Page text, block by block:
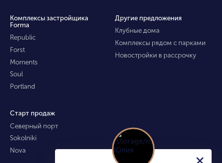
Комплексы застройщика
Forma
Republic
Forst
Moments
Soul
Portland
Другие предложения
Клубные дома
Комплексы рядом с парками
Новостройки в рассрочку
Старт продаж
Северный порт
Sokolniki
Nova